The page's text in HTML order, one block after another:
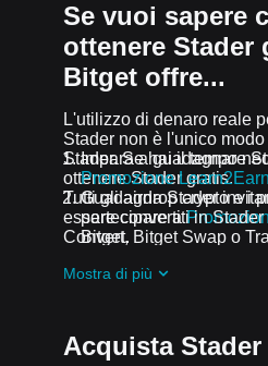
Se vuoi sapere
ottenere Stader
Bitget offre...
L'utilizzo di denaro reale
Stader non è l'unico
Stader. Se hai il tempo
ottenere Stader gratis.
Impara a guadagnare
Promozione Learn2Earn
Guadagna Stader
partecipare a
Bitget.
aSfide e promozioni in
Tutti gli airdrop crypto e i
essere convertiti in
Convert, Bitget Swap o
Mostra di più
Acquista